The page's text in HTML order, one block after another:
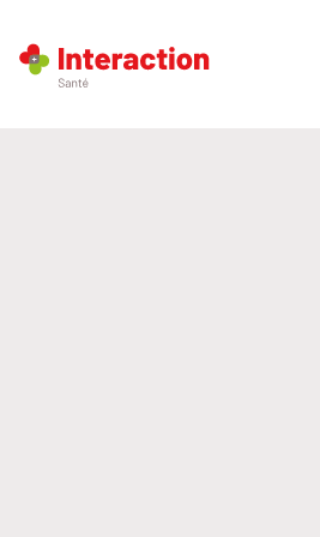
contenu